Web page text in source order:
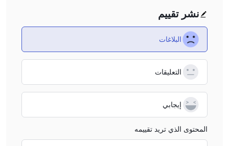
نشر تقييم
البلاغات
التعليقات
إيجابي
المحتوى الذي تريد تقييمه